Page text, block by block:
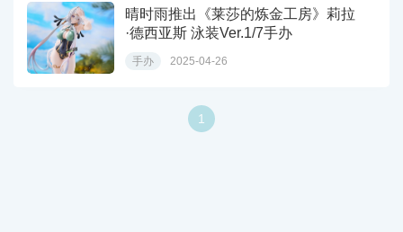
晴时雨推出《莱莎的炼金工房》莉拉
·德西亚斯 泳装Ver.1/7手办
手办 2025-04-26
1